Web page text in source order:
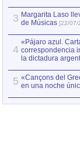
3 Margarita Laso
de Músicas [22/07/
4
«Pájaro azul.
correspondencia
la dictadura
5 «Cançons del
en una noche